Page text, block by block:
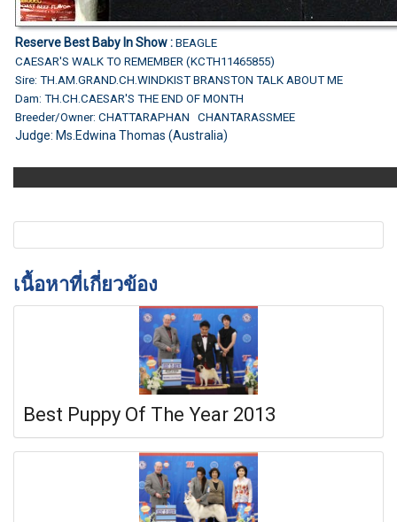
Reserve Best Baby In Show : BEAGLE
CAESAR'S WALK TO REMEMBER (KCTH11465855)
Sire: TH.AM.GRAND.CH.WINDKIST BRANSTON TALK ABOUT ME
Dam: TH.CH.CAESAR'S THE END OF MONTH
Breeder/Owner: CHATTARAPHAN CHANTARASSMEE
Judge: Ms.Edwina Thomas (Australia)
เนื้อหาที่เกี่ยวข้อง
Best Puppy Of The Year 2013